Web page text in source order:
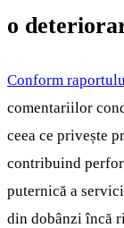
o
Conform
comentariilor
ceea ce privește
contribuind
puternică a
din dobânzi încă